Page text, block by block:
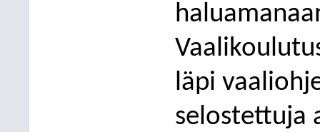
läpi
selostettuja